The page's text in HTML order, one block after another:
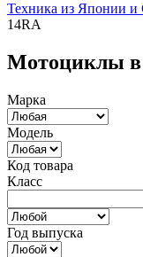
Техника из Японии
14RA
Мотоциклы
Марка
Модель
Код товара
Класс
Год выпуска